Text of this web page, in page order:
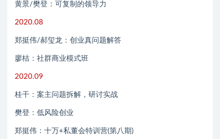
黄景/樊登：可复制的领导力
2020.08
郑挺伟/郝玺龙：创业真问题解答
廖桔：社群商业模式班
2020.09
桂干：案主问题拆解，研讨实战
樊登：低风险创业
郑挺伟：十万+私董会特训营(第八期)